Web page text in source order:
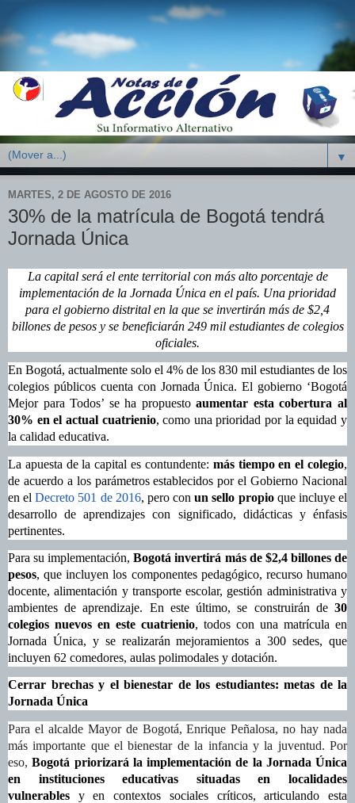
▼
MARTES, 2 DE AGOSTO DE 2016
30% de la matrícula de Bogotá tendrá
Jornada Única
La capital será el ente territorial con más alto porcentaje de
implementación de la Jornada Única en el país. Una prioridad
para el gobierno distrital en la que se invertirán más de $2,4
billones de pesos y se beneficiarán 249 mil estudiantes de colegios
oficiales.
En Bogotá, actualmente solo el 4% de los 830 mil estudiantes de los
colegios públicos cuenta con Jornada Única. El gobierno ‘Bogotá
Mejor para Todos’ se ha propuestoaumentar esta cobertura al
30% en el actual cuatrienio, como una prioridad por la equidad y
la calidad educativa.
La apuesta de la capital es contundente: más tiempo en el colegio,
de acuerdo a los parámetros establecidos por el Gobierno Nacional
en elDecreto 501 de 2016, pero conun sello propioque incluye el
desarrollo de aprendizajes con significado, didácticas y énfasis
pertinentes.
Para su implementación,Bogotá invertirá más de $2,4 billones de
pesos, que incluyen los componentes pedagógico, recurso humano
docente, alimentación y transporte escolar, gestión administrativa y
ambientes de aprendizaje. En este último, se construirán de 30
colegios nuevos en este cuatrienio, todos con una matrícula en
Jornada Única, y se realizarán mejoramientos a 300 sedes, que
incluyen 62 comedores, aulas polimodales y dotación.
Cerrar brechas y el bienestar de los estudiantes: metas de la
Jornada Única
Para el alcalde Mayor de Bogotá, Enrique Peñalosa, no hay nada
más importante que el bienestar de la infancia y la juventud. Por
eso,Bogotá priorizará la implementación de la Jornada Única
en instituciones educativas situadas en localidades
vulnerables y en contextos sociales críticos, articulando esta